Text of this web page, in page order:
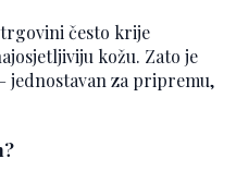
često krije
kožu. Zato je
jednostavan za pripremu,